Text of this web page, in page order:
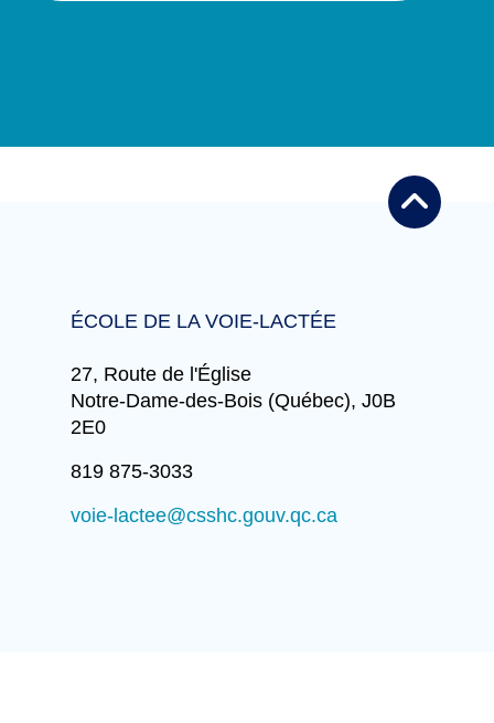
ÉCOLE DE LA VOIE-LACTÉE
27, Route de l'Église
Notre-Dame-des-Bois (Québec), J0B
2E0
819 875-3033
voie-lactee@csshc.gouv.qc.ca